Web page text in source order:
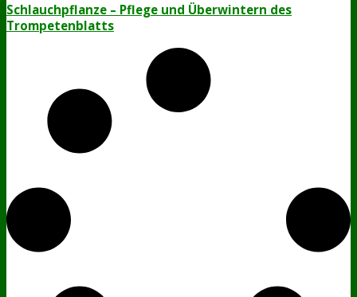
Schlauchpflanze – Pflege und Überwintern des
Trompetenblatts